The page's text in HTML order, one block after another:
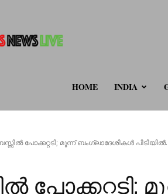
HOME INDIA
പോക്കറ്റടി; മൂന്ന് ബംഗ്ലാദേശികൾ പിടിയിൽ.
പോക്കറ്റടി;